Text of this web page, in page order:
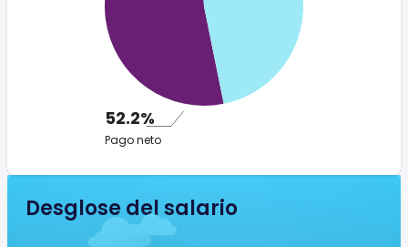
52.2%
Pago neto
Desglose del salario